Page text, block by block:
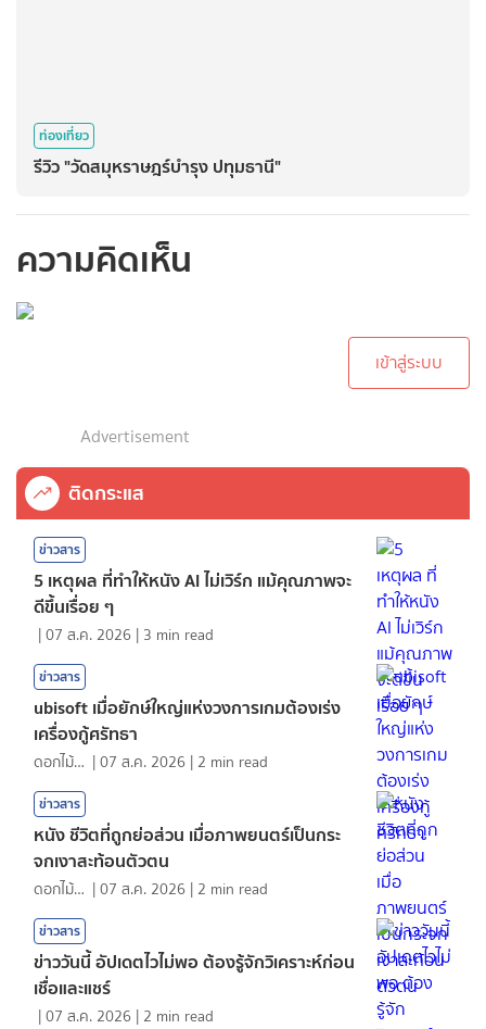
ท่องเที่ยว
รีวิว "วัดสมุหราษฎร์บำรุง ปทุมธานี"
ความคิดเห็น
เข้าสู่ระบบ
Advertisement
ติดกระแส
ข่าวสาร
5 เหตุผล ที่ทำให้หนัง AI ไม่เวิร์ก แม้คุณภาพจะ
ดีขึ้นเรื่อย ๆ
|07 ส.ค. 2026 | 3 min read
ข่าวสาร
ubisoft เมื่อยักษ์ใหญ่แห่งวงการเกมต้องเร่ง
เครื่องกู้ศรัทธา
ดอกไม้กับสายน้ำ |07 ส.ค. 2026 | 2 min read
ข่าวสาร
หนัง ชีวิตที่ถูกย่อส่วน เมื่อภาพยนตร์เป็นกระ
จกเงาสะท้อนตัวตน
ดอกไม้กับสายน้ำ |07 ส.ค. 2026 | 2 min read
ข่าวสาร
ข่าววันนี้ อัปเดตไวไม่พอ ต้องรู้จักวิเคราะห์ก่อน
เชื่อและแชร์
|07 ส.ค. 2026 | 2 min read